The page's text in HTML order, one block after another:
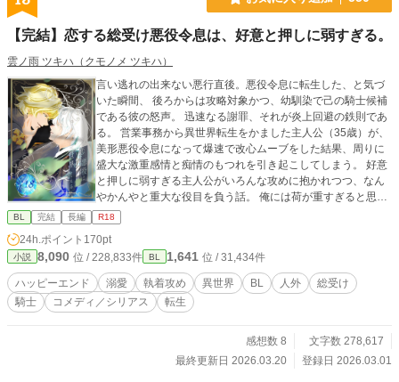
イ含む ◆何でも許せる人向け ◆総受け、ハーレム ◆急なシ
ます 物語は変わりませんが誤字脱字など修正しています ここ
の説明が足りなかった、この言い回しがいいななどなど 読み
直すほどの修正はしません
【完結】恋する総受け悪役令息は、好意と押しに弱すぎる。
雲ノ雨 ツキハ（クモノメ ツキハ）
言い逃れの出来ない悪行直後。悪役令息に転生した、と気づ
いた瞬間、 後ろからは攻略対象かつ、幼馴染で己の騎士候補
である彼の怒声。 迅速なる謝罪、それが炎上回避の鉄則であ
る。 営業事務から異世界転生をかました主人公（35歳）が、
美形悪役令息になって爆速で改心ムーブをした結果、周りに
盛大な激重感情と痴情のもつれを引き起こしてしまう。 好意
と押しに弱すぎる主人公がいろんな攻めに抱かれつつ、なん
やかんやと重大な役目を負う話。 俺には荷が重すぎると思う
総受け主人公と、彼を囲い込んで逃げられなくしていく攻め
たち、全員ちょっと重たい奴らのラブコメ時々シリアス。 ＿
＿＿＿＿＿ 学園編ののちなんちゃって旅編へ移行します。 ◇
のついた話は主人公以外の視点です。 ※攻側がシリアスした
り情緒が乱れたり性癖壊される ※主人公が絡まないカプ要素
はなし ※BLゲーム攻略対象×転生悪役令息 をメインに複数
カプ ※メイン以外にも複数の相手と肉体関係あり。 ※愛ある
BL 完結 長編 R18
24h.ポイント 170pt
小説 8,090 位 / 228,833件 BL 1,641 位 / 31,434件
ハッピーエンド 溺愛 執着攻め 異世界 BL 人外
総受け
騎士
コメディ／シリアス 転生
感想数 8
文字数 278,617
最終更新日 2026.03.20
登録日 2026.03.01